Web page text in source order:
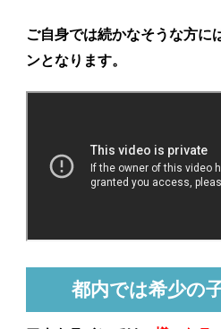
ご自身では続かなそうな方に
ンとなります。
都内では希少の